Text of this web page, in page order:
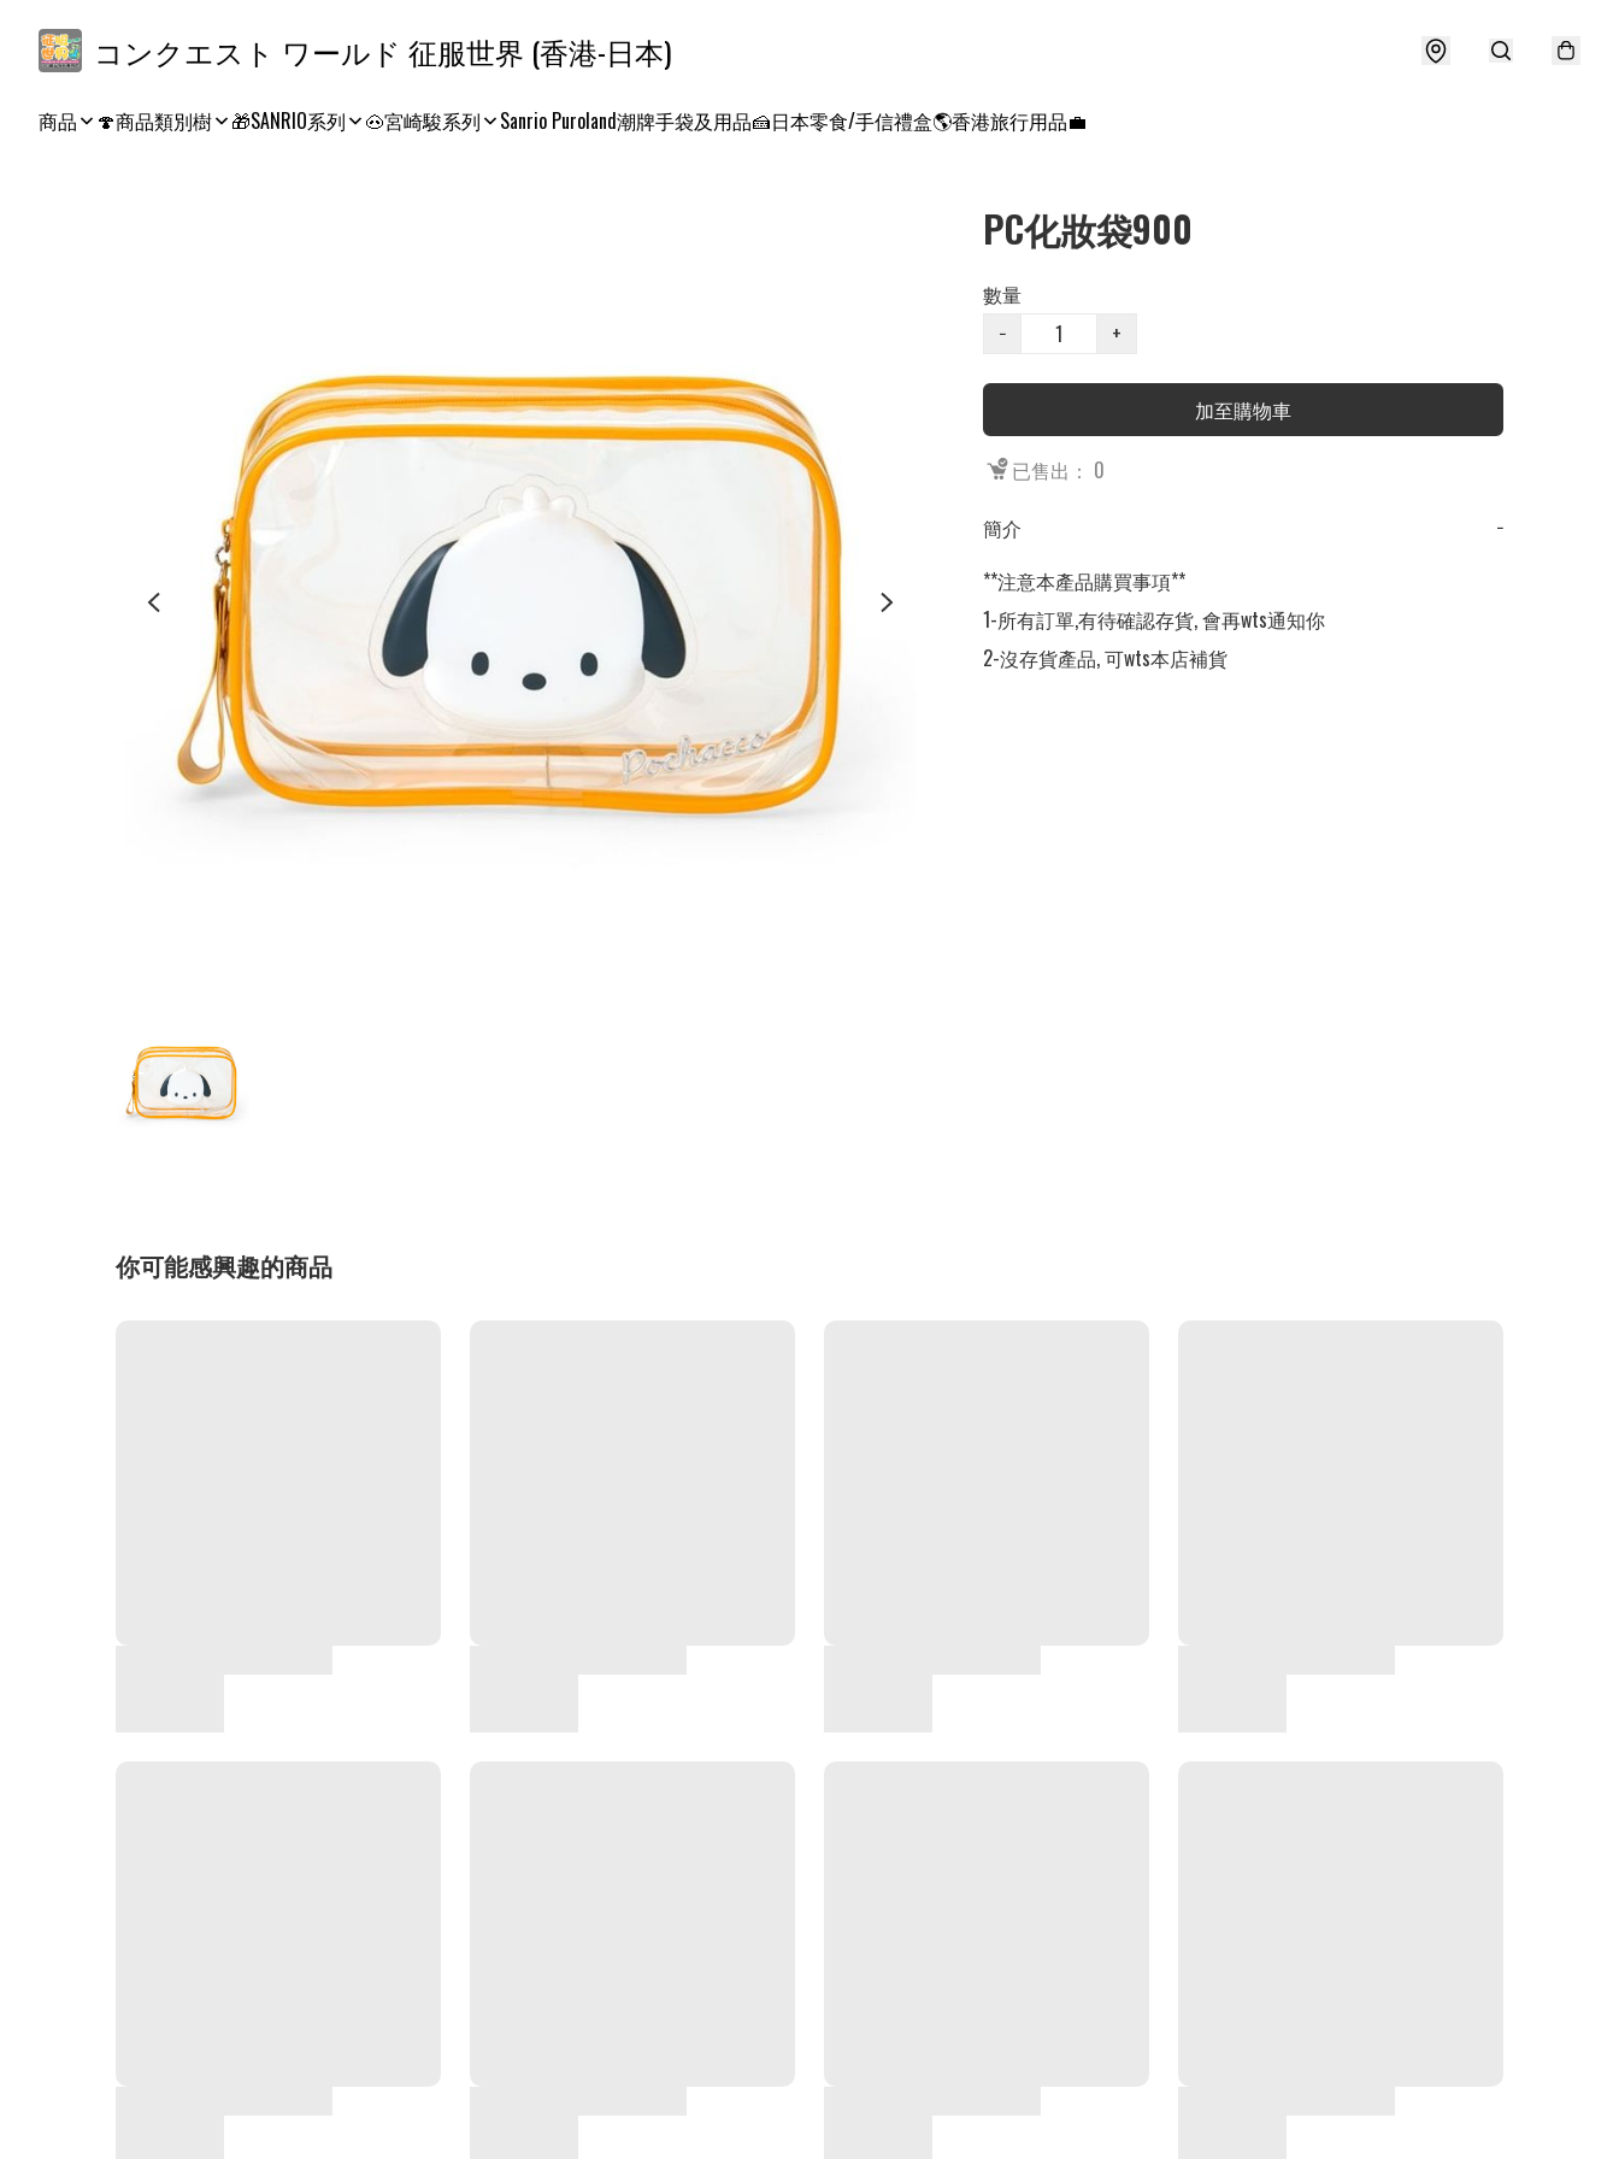
コンクエスト ワールド 征服世界 (香港-日本)
商品 🍄商品類別樹 🎁SANRIO系列 🐽宮崎駿系列 Sanrio Puroland潮牌手袋及用品🍰日本零食/手信禮盒🌎香港旅行用品💼
PC化妝袋900
數量
−
+
加至購物車
已售出： 0
簡介
−
**注意本產品購買事項**
1-所有訂單,有待確認存貨, 會再wts通知你
2-沒存貨產品, 可wts本店補貨
你可能感興趣的商品